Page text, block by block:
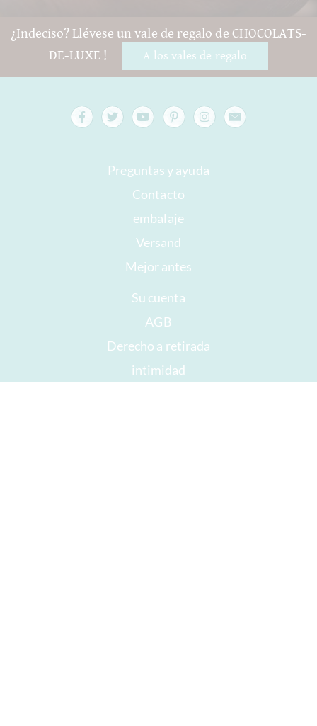
¿Indeciso? Llévese un vale de regalo de CHOCOLATS-
DE-LUXE !
A los vales de regalo
Preguntas y ayuda
Contacto
embalaje
Versand
Mejor antes
Su cuenta
AGB
Derecho a retirada
intimidad